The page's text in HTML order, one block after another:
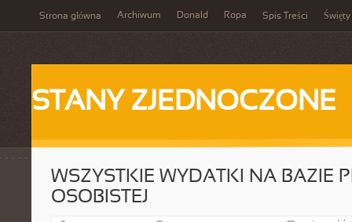
Strona główna Archiwum Donald Ropa Spis Treści Święty
STANY ZJEDNOCZONE
WSZYSTKIE WYDATKI NA BAZIE
OSOBISTEJ